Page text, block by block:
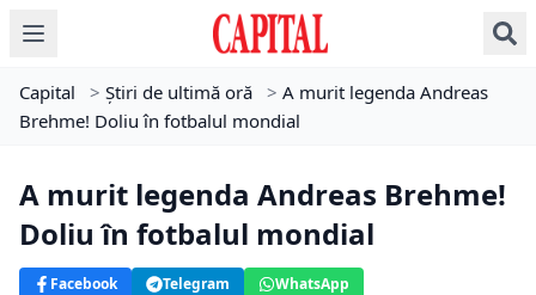
Capital > Știri de ultimă oră > A murit legenda Andreas
Brehme! Doliu în fotbalul mondial
A murit legenda Andreas Brehme!
Doliu în fotbalul mondial
Facebook Telegram WhatsApp